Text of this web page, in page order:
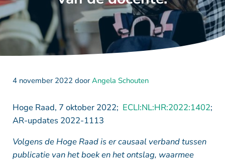
4 november 2022 doorAngela Schouten
Hoge Raad, 7 oktober 2022; ECLI:NL:HR:2022:1402;
AR-updates 2022-1113
Volgens de Hoge Raad is er causaal verband tussen
publicatie van het boek en het ontslag, waarmee